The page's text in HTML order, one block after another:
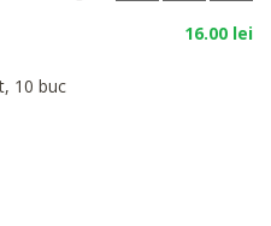
16.00 lei
10 buc